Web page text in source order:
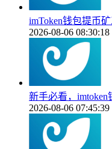
imToken钱包提币
2026-08-06 08:30:18
新手必看，
2026-08-06 07:45:39